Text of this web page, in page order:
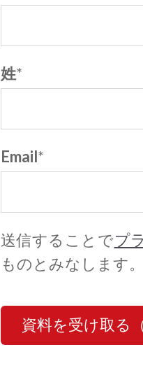
姓*
Email*
送信することでプ
ものとみなします。